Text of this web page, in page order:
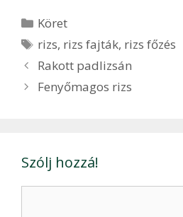
Kategória
Köret
Címkék
rizs, rizs fajták, rizs főzés
Bejegyzés
navigáció
Rakott padlizsán
Fenyőmagos rizs
Szólj hozzá!